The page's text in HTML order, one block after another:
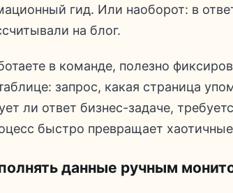
гид. Или наоборот: в
на блог.
в команде, полезно
запрос, какая страница
ли ответ бизнес-задаче,
быстро превращает
данные ручным